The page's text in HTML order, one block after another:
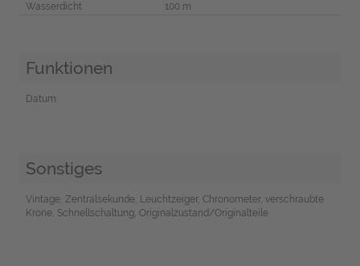
Wasserdicht
100 m
Funktionen
Datum
Sonstiges
Vintage, Zentralsekunde, Leuchtzeiger, Chronometer, verschraubte
Krone, Schnellschaltung, Originalzustand/Originalteile